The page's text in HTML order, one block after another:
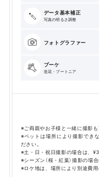
データ基本補正
写真の明るさ調整
フォトグラファー
ブーケ
造花・ブートニア
※ご両親やお子様と一緒に撮影
※ペットは場所により撮影でき
ださい。
※土・日・祝日撮影の場合は、
※シーズン（桜・紅葉）撮影の場
※ロケ地は、場所により別途費用